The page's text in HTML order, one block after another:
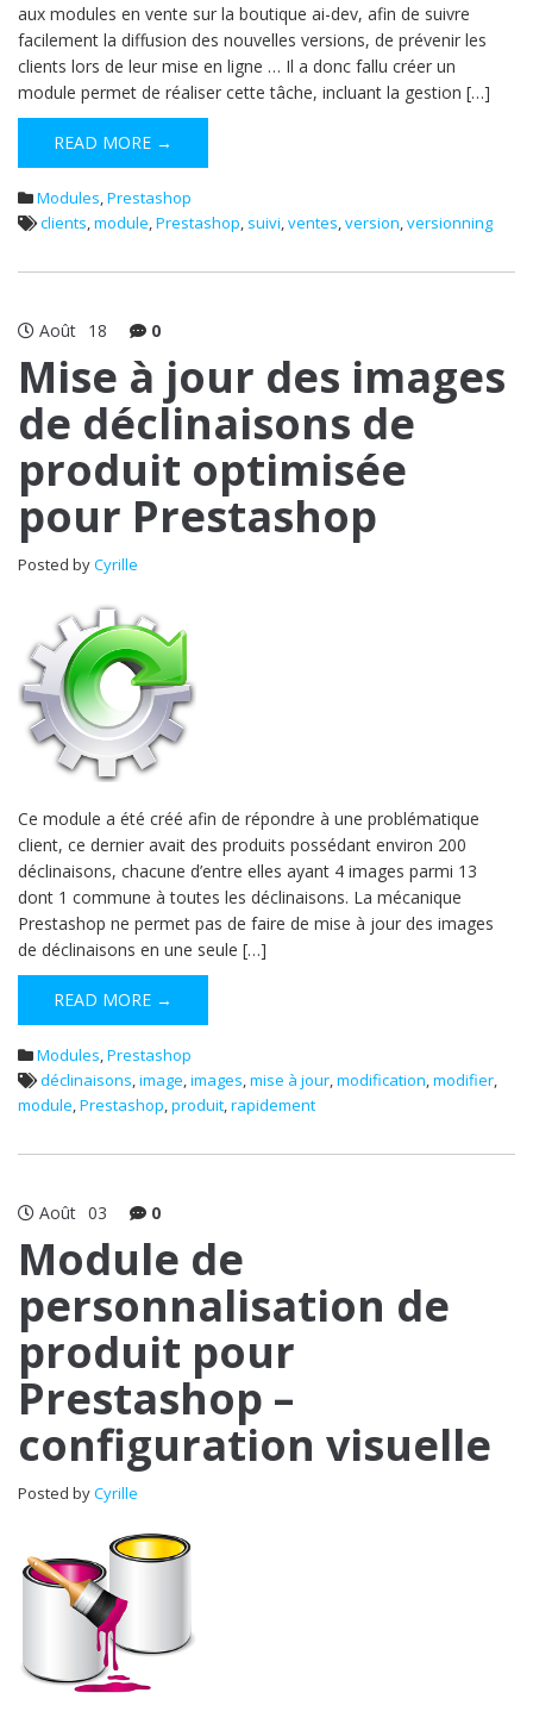
aux modules en vente sur la boutique ai-dev, afin de suivre
facilement la diffusion des nouvelles versions, de prévenir les
clients lors de leur mise en ligne … Il a donc fallu créer un
module permet de réaliser cette tâche, incluant la gestion […]
READ MORE →
Modules,Prestashop
clients,module,Prestashop, suivi,ventes,version,versionning
Août 18 0
Mise à jour des images
de déclinaisons de
produit optimisée
pour Prestashop
Posted byCyrille
Ce module a été créé afin de répondre à une problématique
client, ce dernier avait des produits possédant environ 200
déclinaisons, chacune d’entre elles ayant 4 images parmi 13
dont 1 commune à toutes les déclinaisons. La mécanique
Prestashop ne permet pas de faire de mise à jour des images
de déclinaisons en une seule […]
READ MORE →
Modules,Prestashop
déclinaisons,image,images,mise à jour,modification,modifier,
module,Prestashop,produit,rapidement
Août 03 0
Module de
personnalisation de
produit pour
Prestashop –
configuration visuelle
Posted byCyrille